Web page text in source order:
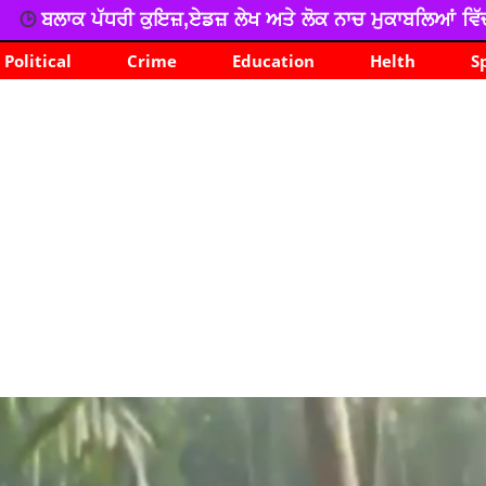
ਅਤੇ ਲੋਕ ਨਾਚ ਮੁਕਾਬਲਿਆਂ ਵਿੱਚ ਸਸਸਸ ਡੱਫਰ ਦਾ ਸ਼ਾਨਦਾਰ
Political Crime Education Helth